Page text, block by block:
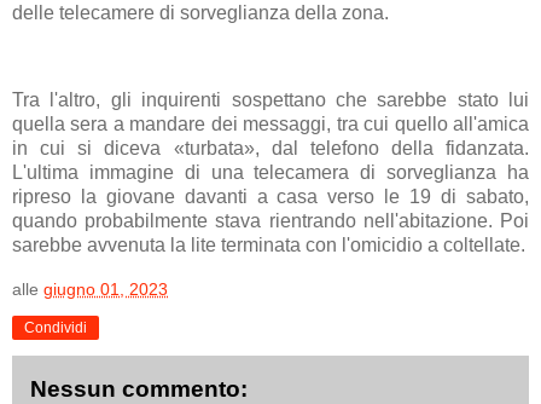
delle telecamere di sorveglianza della zona.
Tra l'altro, gli inquirenti sospettano che sarebbe stato lui
quella sera a mandare dei messaggi, tra cui quello all'amica
in cui si diceva «turbata», dal telefono della fidanzata.
L'ultima immagine di una telecamera di sorveglianza ha
ripreso la giovane davanti a casa verso le 19 di sabato,
quando probabilmente stava rientrando nell'abitazione. Poi
sarebbe avvenuta la lite terminata con l'omicidio a coltellate.
alle giugno 01, 2023
Condividi
Nessun commento: